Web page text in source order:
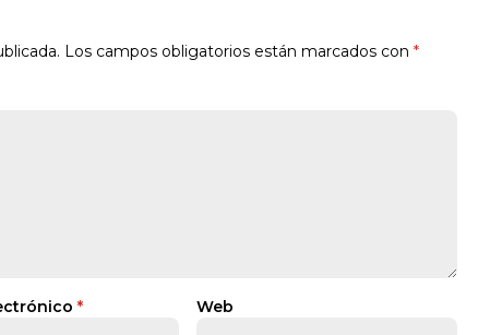
Los campos obligatorios están marcados con *
* Web